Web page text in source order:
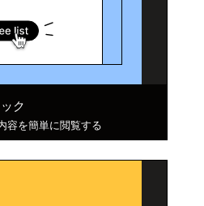
ク
容を簡単に閲覧する